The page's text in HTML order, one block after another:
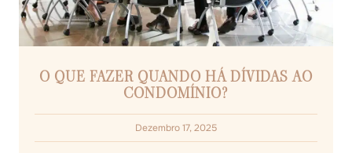
O QUE FAZER QUANDO HÁ DÍVIDAS AO
CONDOMÍNIO?
Dezembro 17, 2025